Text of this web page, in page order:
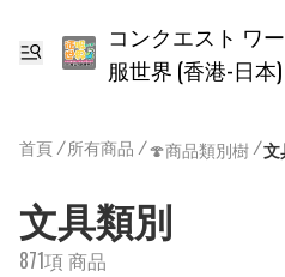
コンクエスト ワールド 征
服世界 (香港-日本)
首頁/所有商品 /🍄商品類別樹/文
文具類別
871項 商品